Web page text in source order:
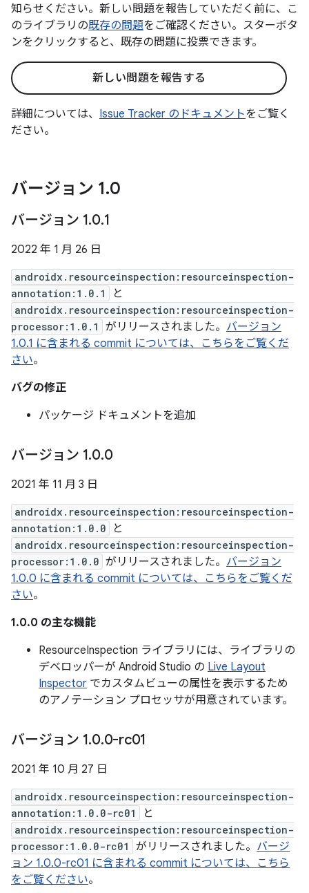
知らせください。新しい問題を報告していただく前に、こ
のライブラリの既存の問題をご確認ください。スターボタ
ンをクリックすると、既存の問題に投票できます。
新しい問題を報告する
詳細については、 Issue Tracker のドキュメントをご覧く
ださい。
バージョン 1.0
バージョン 1.0.1
2022 年 1 月 26 日
androidx.resourceinspection:resourceinspection-
annotation:1.0.1
と
androidx.resourceinspection:resourceinspection-
processor:1.0.1
がリリースされました。 バージョン
1.0.1 に含まれる commit については、こちらをご覧くだ
さい。
バグの修正
パッケージ ドキュメントを追加
バージョン 1.0.0
2021 年 11 月 3 日
androidx.resourceinspection:resourceinspection-
annotation:1.0.0
と
androidx.resourceinspection:resourceinspection-
processor:1.0.0 がリリースされました。 バージョン
1.0.0 に含まれる commit については、こちらをご覧くだ
さい。
1.0.0 の主な機能
ResourceInspection ライブラリには、ライブラリの
デベロッパーが Android Studio の Live Layout
Inspector でカスタムビューの属性を表示するため
のアノテーション プロセッサが用意されています。
バージョン 1.0.0-rc01
2021 年 10 月 27 日
androidx.resourceinspection:resourceinspection-
annotation:1.0.0-rc01
と
androidx.resourceinspection:resourceinspection-
processor:1.0.0-rc01
がリリースされました。 バージ
ョン 1.0.0-rc01 に含まれる commit については、こちら
をご覧ください。